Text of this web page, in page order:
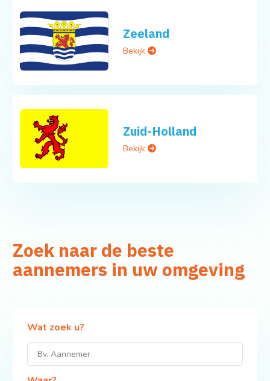
Zeeland
Bekijk
Zuid-Holland
Bekijk
Zoek naar de beste
aannemers in uw omgeving
Wat zoek u?